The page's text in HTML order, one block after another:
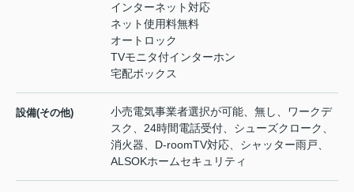
インターネット対応
ネット使用料無料
オートロック
TVモニタ付インターホン
宅配ボックス
設備(その他)
小売電気事業者選択が可能、無し、ワークデ
スク、24時間電話受付、シューズクローク、
消火器、D-roomTV対応、シャッター雨戸、
ALSOKホームセキュリティ